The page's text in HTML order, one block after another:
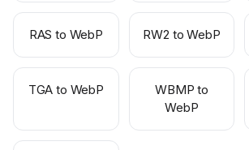
RAS to WebP RW2 to WebP
TGA to WebP
WBMP to
WebP